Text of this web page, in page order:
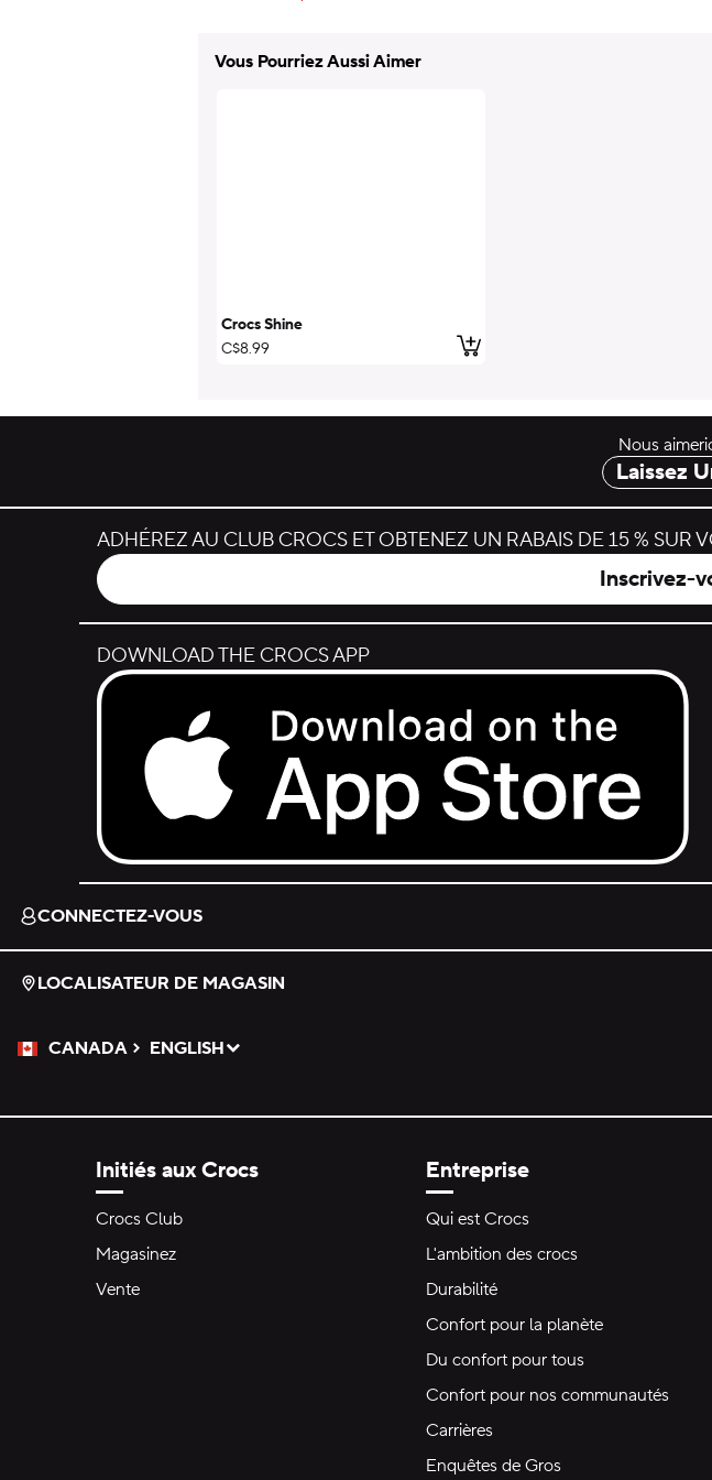
Vous Pourriez Aussi Aimer
Crocs Shine
C$8.99
ajouter au panier
Nous
Laissez
ADHÉREZ AU CLUB CROCS ET OBTENEZ UN RABAIS DE 15 % SUR
Inscrivez-
DOWNLOAD THE CROCS APP
Download on the App Store.
CONNECTEZ-VOUS
LOCALISATEUR DE MAGASIN
CANADA
Veuillez sélectionner une langue
ENGLISH
Sélectionné
Initiés aux Crocs
Crocs Club
Magasinez
Vente
Entreprise
Qui est Crocs
L'ambition des crocs
Durabilité
Confort pour la planète
Du confort pour tous
Confort pour nos communautés
Carrières
Enquêtes de Gros